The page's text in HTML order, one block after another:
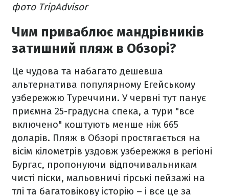
фото TripAdvisor
Чим приваблює мандрівників
затишний пляж в Обзорі?
Це чудова та набагато дешевша
альтернатива популярному Егейському
узбережжю Туреччини. У червні тут панує
приємна 25-градусна спека, а тури "все
включено" коштують менше ніж 665
доларів. Пляж в Обзорі простягається на
вісім кілометрів уздовж узбережжя в регіоні
Бургас, пропонуючи відпочивальникам
чисті піски, мальовничі гірські пейзажі на
тлі та багатовікову історію – і все це за